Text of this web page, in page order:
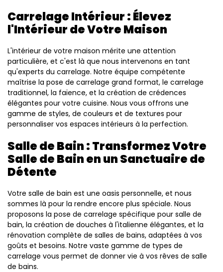
Carrelage Intérieur : Élevez
l'Intérieur de Votre Maison
L'intérieur de votre maison mérite une attention
particulière, et c'est là que nous intervenons en tant
qu'experts du carrelage. Notre équipe compétente
maîtrise la pose de carrelage grand format, le carrelage
traditionnel, la faïence, et la création de crédences
élégantes pour votre cuisine. Nous vous offrons une
gamme de styles, de couleurs et de textures pour
personnaliser vos espaces intérieurs à la perfection.
Salle de Bain : Transformez Votre
Salle de Bain en un Sanctuaire de
Détente
Votre salle de bain est une oasis personnelle, et nous
sommes là pour la rendre encore plus spéciale. Nous
proposons la pose de carrelage spécifique pour salle de
bain, la création de douches à l'italienne élégantes, et la
rénovation complète de salles de bains, adaptées à vos
goûts et besoins. Notre vaste gamme de types de
carrelage vous permet de donner vie à vos rêves de salle
de bains.